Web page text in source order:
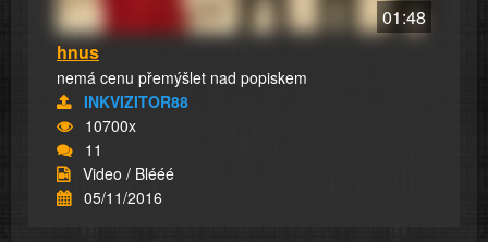
01:48
hnus
nemá cenu přemýšlet nad popiskem
INKVIZITOR88
10700x
11
Video / Blééé
05/11/2016